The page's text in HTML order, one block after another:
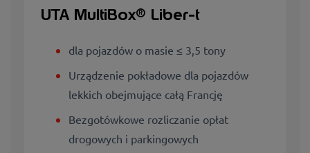
UTA MultiBox® Liber-t
dla pojazdów o masie ≤ 3,5 tony
Urządzenie pokładowe dla pojazdów
lekkich obejmujące całą Francję
Bezgotówkowe rozliczanie opłat
drogowych i parkingowych